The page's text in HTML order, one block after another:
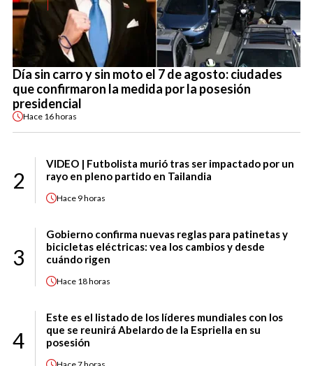
Día sin carro y sin moto el 7 de agosto: ciudades
que confirmaron la medida por la posesión
presidencial
Hace 16 horas
2
VIDEO | Futbolista murió tras ser impactado por un
rayo en pleno partido en Tailandia
Hace 9 horas
3
Gobierno confirma nuevas reglas para patinetas y
bicicletas eléctricas: vea los cambios y desde
cuándo rigen
Hace 18 horas
4
Este es el listado de los líderes mundiales con los
que se reunirá Abelardo de la Espriella en su
posesión
Hace7 horas